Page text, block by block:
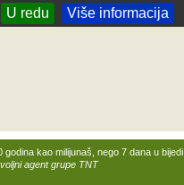
U redu Više informacija
godina kao milijunaš, nego 7 dana u bijedi
agent grupe TNT